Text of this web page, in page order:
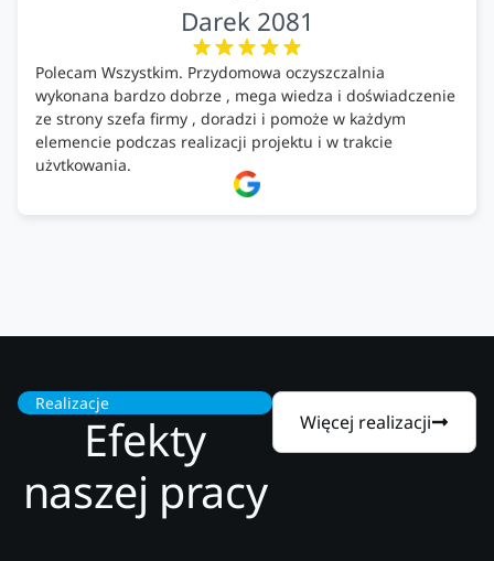
Darek 2081
Polecam Wszystkim. Przydomowa oczyszczalnia
wykonana bardzo dobrze , mega wiedza i doświadczenie
ze strony szefa firmy , doradzi i pomoże w każdym
elemencie podczas realizacji projektu i w trakcie
użytkowania.
Firma godna zaufania. Tak trzymać!
Realizacje
Efekty
naszej pracy
Więcej realizacji